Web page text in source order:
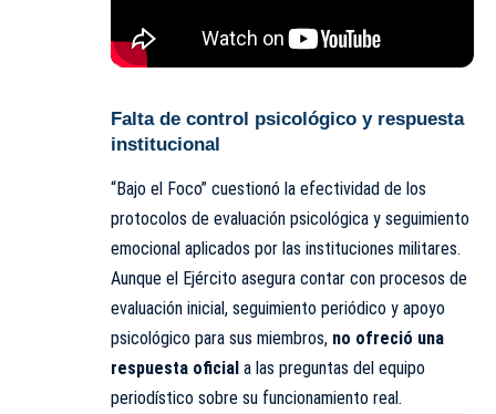
Falta de control psicológico y respuesta
institucional
“Bajo el Foco” cuestionó la efectividad de los
protocolos de evaluación psicológica y seguimiento
emocional aplicados por las instituciones militares.
Aunque el Ejército asegura contar con procesos de
evaluación inicial, seguimiento periódico y apoyo
psicológico para sus miembros, no ofreció una
respuesta oficial a las preguntas del equipo
periodístico sobre su funcionamiento real.